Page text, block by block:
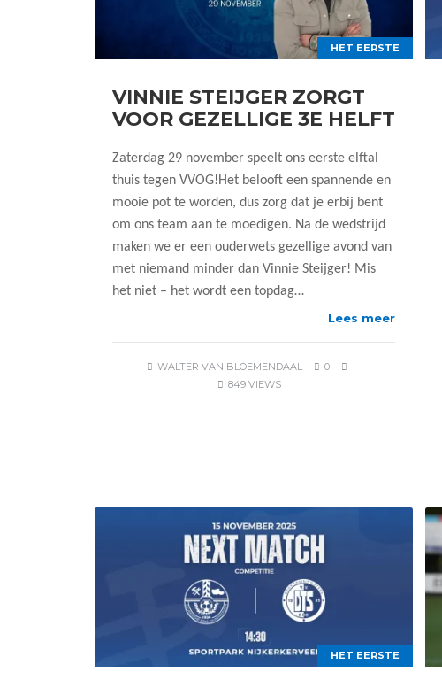
HET EERSTE
VINNIE STEIJGER ZORGT
VOOR GEZELLIGE 3E HELFT
Zaterdag 29 november speelt ons eerste elftal
thuis tegen VVOG!Het belooft een spannende en
mooie pot te worden, dus zorg dat je erbij bent
om ons team aan te moedigen. Na de wedstrijd
maken we er een ouderwets gezellige avond van
met niemand minder dan Vinnie Steijger! Mis
het niet – het wordt een topdag…
Lees meer
WALTER VAN BLOEMENDAAL
0
849 VIEWS
HET EERSTE